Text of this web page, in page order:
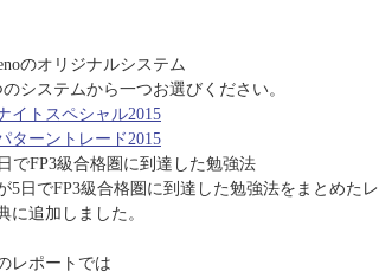
のオリジナルシステム
のシステムから一つお選びください。
イトスペシャル2015
ターントレード2015
でFP3級合格圏に到達した勉強法
5日でFP3級合格圏に到達した勉強法をまとめた
に追加しました。
レポートでは